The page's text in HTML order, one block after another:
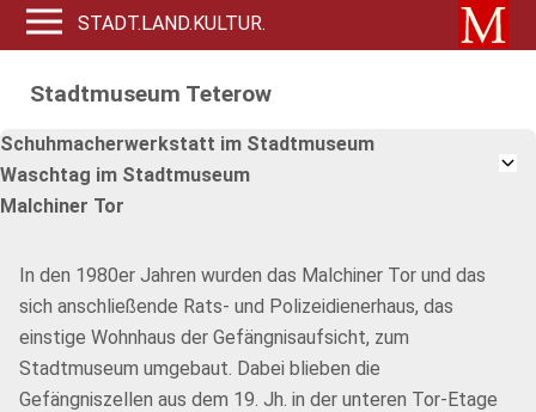
STADT.LAND.KULTUR.
Stadtmuseum Teterow
Schuhmacherwerkstatt im Stadtmuseum
Waschtag im Stadtmuseum
Malchiner Tor
In den 1980er Jahren wurden das Malchiner Tor und das
sich anschließende Rats- und Polizeidienerhaus, das
einstige Wohnhaus der Gefängnisaufsicht, zum
Stadtmuseum umgebaut. Dabei blieben die
Gefängniszellen aus dem 19. Jh. in der unteren Tor-Etage